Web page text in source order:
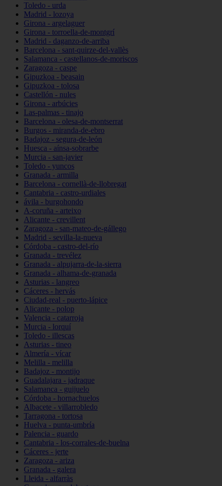
Toledo - urda
Madrid - lozoya
Girona - argelaguer
Girona - torroella-de-montgrí
Madrid - daganzo-de-arriba
Barcelona - sant-quirze-del-vallès
Salamanca - castellanos-de-moriscos
Zaragoza - caspe
Gipuzkoa - beasain
Gipuzkoa - tolosa
Castellón - nules
Girona - arbúcies
Las-palmas - tinajo
Barcelona - olesa-de-montserrat
Burgos - miranda-de-ebro
Badajoz - segura-de-león
Huesca - aínsa-sobrarbe
Murcia - san-javier
Toledo - yuncos
Granada - armilla
Barcelona - cornellà-de-llobregat
Cantabria - castro-urdiales
ávila - burgohondo
A-coruña - arteixo
Alicante - crevillent
Zaragoza - san-mateo-de-gállego
Madrid - sevilla-la-nueva
Córdoba - castro-del-río
Granada - trevélez
Granada - alpujarra-de-la-sierra
Granada - alhama-de-granada
Asturias - langreo
Cáceres - hervás
Ciudad-real - puerto-lápice
Alicante - polop
Valencia - catarroja
Murcia - lorquí
Toledo - illescas
Asturias - tineo
Almería - vícar
Melilla - melilla
Badajoz - montijo
Guadalajara - jadraque
Salamanca - guijuelo
Córdoba - hornachuelos
Albacete - villarrobledo
Tarragona - tortosa
Huelva - punta-umbría
Palencia - guardo
Cantabria - los-corrales-de-buelna
Cáceres - jerte
Zaragoza - ariza
Granada - galera
Lleida - alfarràs